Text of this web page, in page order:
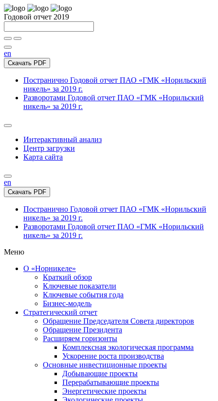
Годовой отчет 2019
en
Скачать PDF
Постранично Годовой отчет ПАО «ГМК «Норильский
никель» за 2019 г.
Разворотами Годовой отчет ПАО «ГМК «Норильский
никель» за 2019 г.
Интерактивный анализ
Центр загрузки
Карта сайта
en
Скачать PDF
Постранично Годовой отчет ПАО «ГМК «Норильский
никель» за 2019 г.
Разворотами Годовой отчет ПАО «ГМК «Норильский
никель» за 2019 г.
Меню
О «Норникеле»
Краткий обзор
Ключевые показатели
Ключевые события года
Бизнес-модель
Стратегический отчет
Обращение Председателя Совета директоров
Обращение Президента
Расширяем горизонты
Комплексная экологическая программа
Ускорение роста производства
Основные инвестиционные проекты
Добывающие проекты
Перерабатывающие проекты
Энергетические проекты